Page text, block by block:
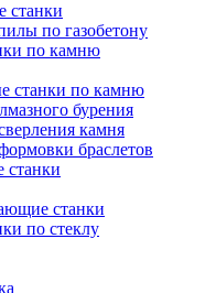
станки
по газобетону
по камню
станки по камню
бурения
камня
браслетов
станки
станки
по стеклу